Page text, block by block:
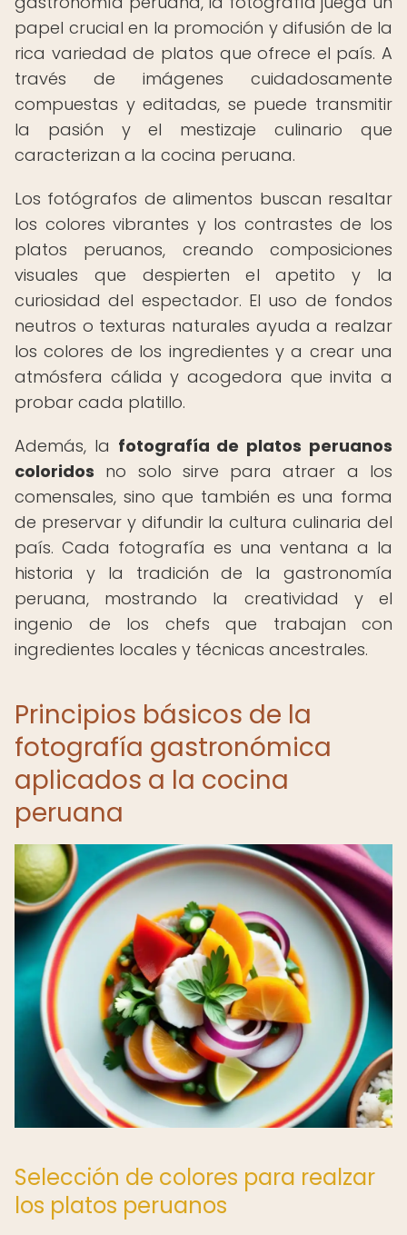
papel crucial en la promoción y difusión de la
rica variedad de platos que ofrece el país. A
través de imágenes cuidadosamente
compuestas y editadas, se puede transmitir
la pasión y el mestizaje culinario que
caracterizan a la cocina peruana.
Los fotógrafos de alimentos buscan resaltar
los colores vibrantes y los contrastes de los
platos peruanos, creando composiciones
visuales que despierten el apetito y la
curiosidad del espectador. El uso de fondos
neutros o texturas naturales ayuda a realzar
los colores de los ingredientes y a crear una
atmósfera cálida y acogedora que invita a
probar cada platillo.
Además, la fotografía de platos peruanos
coloridos no solo sirve para atraer a los
comensales, sino que también es una forma
de preservar y difundir la cultura culinaria del
país. Cada fotografía es una ventana a la
historia y la tradición de la gastronomía
peruana, mostrando la creatividad y el
ingenio de los chefs que trabajan con
ingredientes locales y técnicas ancestrales.
Principios básicos de la
fotografía gastronómica
aplicados a la cocina
peruana
Selección de colores para realzar
los platos peruanos